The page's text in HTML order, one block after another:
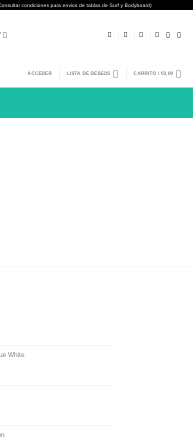
condiciones para envios de tablas de Surf y Bodyboard)
ACCEDER LISTA DE DESEOS CARRITO /€0,00
White